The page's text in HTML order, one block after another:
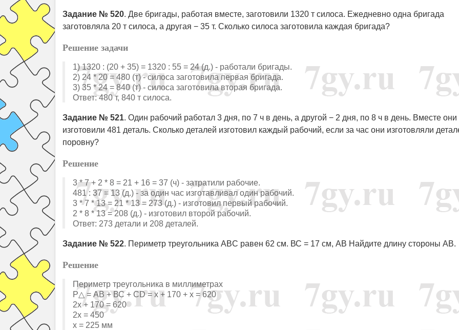
Задание № 520. Две бригады, работая вместе, заготовили 1320 т силоса. Ежедневно одна бригада
заготовляла 20 т силоса, а другая − 35 т. Сколько силоса заготовила каждая бригада?
Решение задачи
1) 1320 : (20 + 35) = 1320 : 55 = 24 (д.) - работали бригады.
2) 24 * 20 = 480 (т) - силоса заготовила первая бригада.
3) 35 * 24 = 840 (т) - силоса заготовила вторая бригада.
Ответ: 480 т, 840 т силоса.
Задание № 521. Один рабочий работал 3 дня, по 7 ч в день, а другой − 2 дня, по 8 ч в день. Вместе они
изготовили 481 деталь. Сколько деталей изготовил каждый рабочий, если за час они изготовляли
поровну?
Решение
3 * 7 + 2 * 8 = 21 + 16 = 37 (ч) - затратили рабочие.
481 : 37 = 13 (д.) - за один час изготавливал один рабочий.
3 * 7 * 13 = 21 * 13 = 273 (д.) - изготовил первый рабочий.
2 * 8 * 13 = 208 (д.) - изготовил второй рабочий.
Ответ: 273 детали и 208 деталей.
Задание № 522. Периметр треугольника ABC равен 62 см. ВС = 17 см, АВ Найдите длину стороны АВ.
Решение
Периметр треугольника в миллиметрах
Р△ = АВ + ВС + CD = х + 170 + х = 620
2x + 170 = 620
2x = 450
x = 225 мм